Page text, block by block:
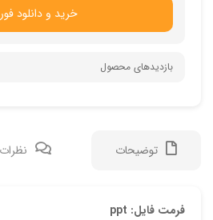
خرید و دانلود
بازدیدهای محصول
توضیحات نظرات
فرمت فایل: ppt